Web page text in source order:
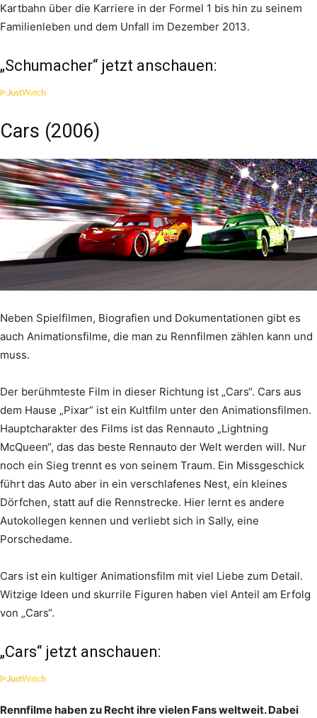
Kartbahn über die Karriere in der Formel 1 bis hin zu seinem
Familienleben und dem Unfall im Dezember 2013.
„Schumacher“ jetzt anschauen:
Cars (2006)
Neben Spielfilmen, Biografien und Dokumentationen gibt es
auch Animationsfilme, die man zu Rennfilmen zählen kann und
muss.
Der berühmteste Film in dieser Richtung ist „Cars“. Cars aus
dem Hause „Pixar“ ist ein Kultfilm unter den Animationsfilmen.
Hauptcharakter des Films ist das Rennauto „Lightning
McQueen“, das das beste Rennauto der Welt werden will. Nur
noch ein Sieg trennt es von seinem Traum. Ein Missgeschick
führt das Auto aber in ein verschlafenes Nest, ein kleines
Dörfchen, statt auf die Rennstrecke. Hier lernt es andere
Autokollegen kennen und verliebt sich in Sally, eine
Porschedame.
Cars ist ein kultiger Animationsfilm mit viel Liebe zum Detail.
Witzige Ideen und skurrile Figuren haben viel Anteil am Erfolg
von „Cars“.
„Cars“ jetzt anschauen:
Rennfilme haben zu Recht ihre vielen Fans weltweit. Dabei